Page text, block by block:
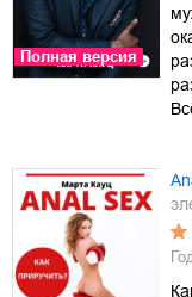
Полная версия